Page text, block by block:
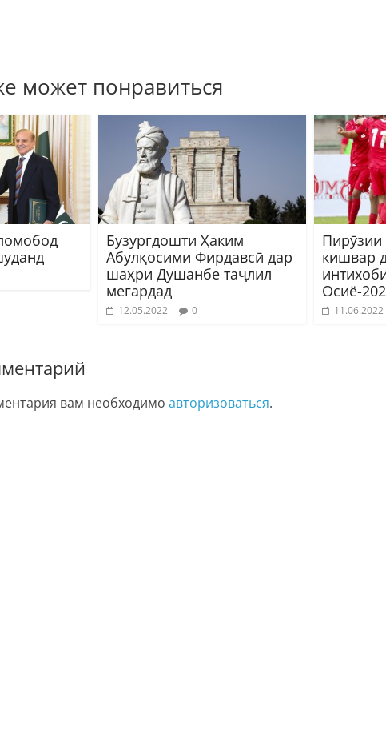
может понравиться
Бузургдошти Ҳаким
Абулқосими Фирдавсӣ дар
шаҳри Душанбе таҷлил
мегардад
12.05.2022 0
кишвар
Осиё-
11.06.2022
вам необходимо авторизоваться.